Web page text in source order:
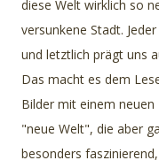
diese Welt wirklich so
versunkene Stadt.
und letztlich prägt uns
Das macht es dem
Bilder mit einem
"neue Welt", die aber
besonders